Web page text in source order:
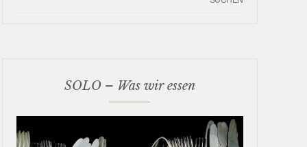
SOLO – Was wir essen